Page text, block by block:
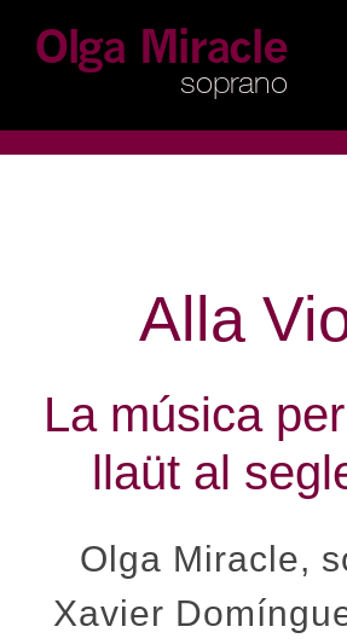
Alla
La música
llaüt al
Olga Miracle,
Xavier